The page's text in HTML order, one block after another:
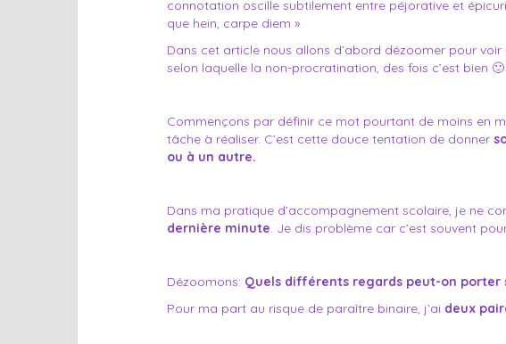
connotation oscille subtilement entre péjorative et
que hein, carpe diem ».
Dans cet article nous allons d’abord dézoomer pour
selon laquelle la non-procratination, des fois c’est bien 🙂
Commençons par définir ce mot pourtant de moins en
tâche à réaliser. C’est cette douce tentation de donner
ou à un autre.
Dans ma pratique d’accompagnement scolaire, je ne
dernière minute. Je dis problème car c’est souvent
Dézoomons: Quels différents regards peut-on
Pour ma part au risque de paraître binaire, j’ai deux